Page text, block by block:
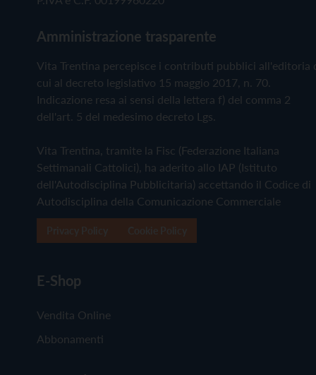
Amministrazione trasparente
Vita Trentina percepisce i contributi pubblici all'editoria
cui al decreto legislativo 15 maggio 2017, n. 70.
Indicazione resa ai sensi della lettera f) del comma 2
dell'art. 5 del medesimo decreto Lgs.
Vita Trentina, tramite la Fisc (Federazione Italiana
Settimanali Cattolici), ha aderito allo IAP (Istituto
dell'Autodisciplina Pubblicitaria) accettando il Codice di
Autodisciplina della Comunicazione Commerciale
E-Shop
Vendita Online
Abbonamenti